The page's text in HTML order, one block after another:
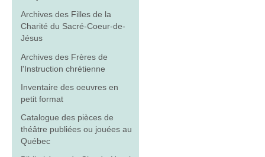
Archives des Filles de la
Charité du Sacré-Coeur-de-
Jésus
Archives des Frères de
l'Instruction chrétienne
Inventaire des oeuvres en
petit format
Catalogue des pièces de
théâtre publiées ou jouées au
Québec